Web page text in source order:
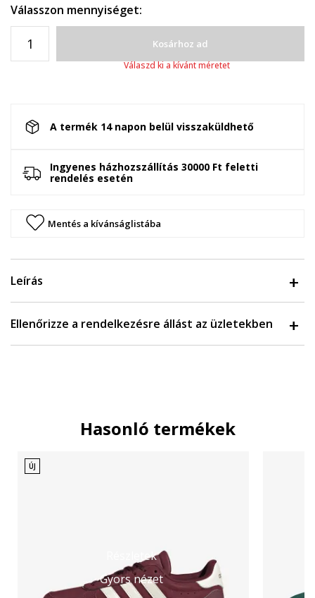
Válasszon mennyiséget:
Kosárhoz ad
Válaszd ki a kívánt méretet
A termék 14 napon belül visszaküldhető
Ingyenes házhozszállítás 30000 Ft feletti
rendelés esetén
Mentés a kívánságlistába
Leírás
Ellenőrizze a rendelkezésre állást az üzletekben
Hasonló termékek
Részletek
Gyors nézet
ÚJ